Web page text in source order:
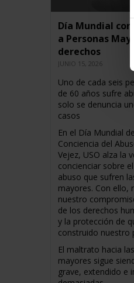
Día Mundial
a Personas
derechos
JUNIO 15, 2026
Uno de cada seis
de 60 años sufre
solo se denuncia
casos
En el Día Mundial
Conciencia del
Vejez, USO alza la
concienciar sobre
abuso que sufren
mayores. Con ello,
nuestro
de los derechos
y la protección de
construido nuestro
El maltrato hacia
mayores sigue
grave, extendido e